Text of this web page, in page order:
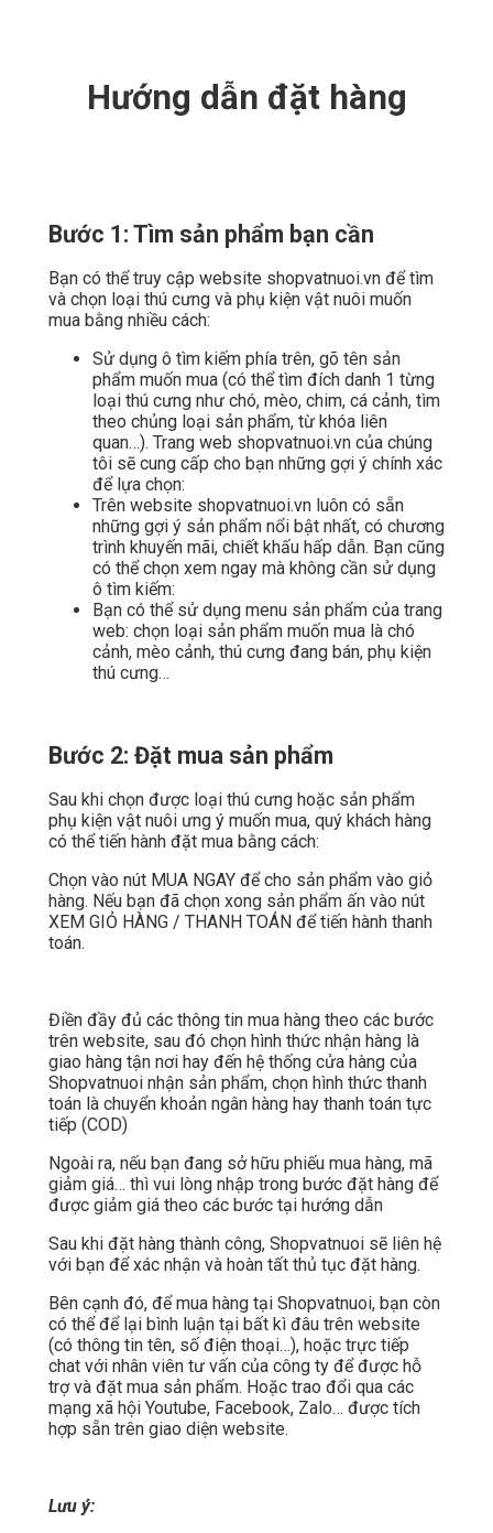
Hướng dẫn đặt hàng
Bước 1: Tìm sản phẩm bạn cần
Bạn có thể truy cập website shopvatnuoi.vn để tìm
và chọn loại thú cưng và phụ kiện vật nuôi muốn
mua bằng nhiều cách:
Sử dụng ô tìm kiếm phía trên, gõ tên sản
phẩm muốn mua (có thể tìm đích danh 1 từng
loại thú cưng như chó, mèo, chim, cá cảnh, tìm
theo chủng loại sản phẩm, từ khóa liên
quan…). Trang web shopvatnuoi.vn của chúng
tôi sẽ cung cấp cho bạn những gợi ý chính xác
để lựa chọn:
Trên website shopvatnuoi.vn luôn có sẵn
những gợi ý sản phẩm nổi bật nhất, có chương
trình khuyến mãi, chiết khấu hấp dẫn. Bạn cũng
có thể chọn xem ngay mà không cần sử dụng
ô tìm kiếm:
Bạn có thể sử dụng menu sản phẩm của trang
web: chọn loại sản phẩm muốn mua là chó
cảnh, mèo cảnh, thú cưng đang bán, phụ kiện
thú cưng…
Bước 2: Đặt mua sản phẩm
Sau khi chọn được loại thú cưng hoặc sản phẩm
phụ kiện vật nuôi ưng ý muốn mua, quý khách hàng
có thể tiến hành đặt mua bằng cách:
Chọn vào nút MUA NGAY để cho sản phẩm vào giỏ
hàng. Nếu bạn đã chọn xong sản phẩm ấn vào nút
XEM GIỎ HÀNG / THANH TOÁN để tiến hành thanh
toán.
Điền đầy đủ các thông tin mua hàng theo các bước
trên website, sau đó chọn hình thức nhận hàng là
giao hàng tận nơi hay đến hệ thống cửa hàng của
Shopvatnuoi nhận sản phẩm, chọn hình thức thanh
toán là chuyển khoản ngân hàng hay thanh toán tực
tiếp (COD)
Ngoài ra, nếu bạn đang sở hữu phiếu mua hàng, mã
giảm giá… thì vui lòng nhập trong bước đặt hàng để
được giảm giá theo các bước tại hướng dẫn
Sau khi đặt hàng thành công, Shopvatnuoi sẽ liên hệ
với bạn để xác nhận và hoàn tất thủ tục đặt hàng.
Bên cạnh đó, để mua hàng tại Shopvatnuoi, bạn còn
có thể để lại bình luận tại bất kì đâu trên website
(có thông tin tên, số điện thoại…), hoặc trực tiếp
chat với nhân viên tư vấn của công ty để được hỗ
trợ và đặt mua sản phẩm. Hoặc trao đổi qua các
mạng xã hội Youtube, Facebook, Zalo… được tích
hợp sẵn trên giao diện website.
Lưu ý: